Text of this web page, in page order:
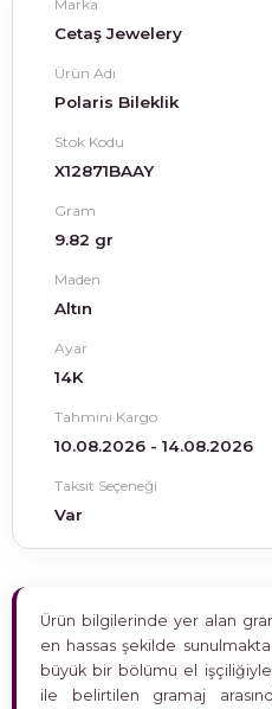
Marka
Cetaş Jewelery
Ürün Adı
Polaris Bileklik
Stok Kodu
X12871BAAY
Gram
9.82 gr
Maden
Altın
Ayar
14K
Tahmini Kargo
10.08.2026 - 14.08.2026
Taksit Seçeneği
Var
Ürün bilgilerinde yer alan
en hassas şekilde
büyük bir bölümü el
ile belirtilen gramaj